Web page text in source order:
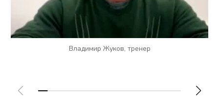
Владимир Жуков, тренер